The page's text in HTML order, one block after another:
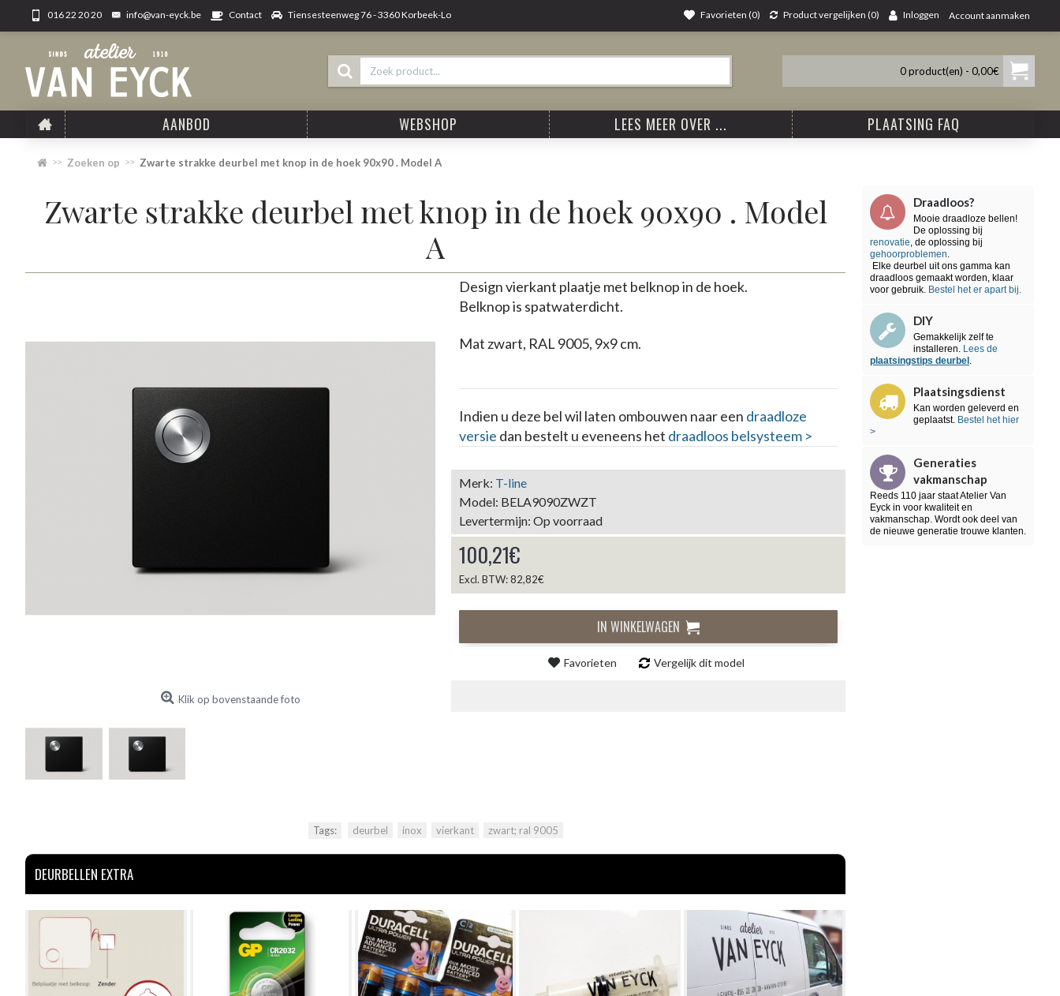
016 22 20 20 info@van-eyck.be Contact Tiensesteenweg 76 - 3360 Korbeek-Lo Favorieten (0) Product vergelijken (0) Inloggen Account aanmaken
0 product(en) - 0,00€
AANBOD WEBSHOP LEES MEER OVER ... PLAATSING FAQ
Zoeken op Zwarte strakke deurbel met knop in de hoek 90x90 . Model A
Draadloos?
Mooie draadloze bellen!
De oplossing bij
renovatie, de oplossing bij
gehoorproblemen.
Elke deurbel uit ons gamma kan
draadloos gemaakt worden, klaar
voor gebruik. Bestel het er apart bij.
DIY
Gemakkelijk zelf te
installeren. Lees de
plaatsingstips deurbel .
Plaatsingsdienst
Kan worden geleverd en
geplaatst. Bestel het hier
>
Generaties
vakmanschap
Reeds 110 jaar staat Atelier Van
Eyck in voor kwaliteit en
vakmanschap. Wordt ook deel van
de nieuwe generatie trouwe klanten.
Zwarte strakke deurbel met knop in de hoek 90x90 . Model
A
Klik op bovenstaande foto
Design vierkant plaatje met belknop in de hoek.
Belknop is spatwaterdicht.
Mat zwart, RAL 9005, 9x9 cm.
Indien u deze bel wil laten ombouwen naar een draadloze
versie dan bestelt u eveneens het draadloos belsysteem >
Merk: T-line
Model: BELA9090ZWZT
Levertermijn: Op voorraad
100,21€
Excl. BTW: 82,82€
IN WINKELWAGEN
Favorieten Vergelijk dit model
Tags: deurbel inox vierkant zwart; ral 9005
DEURBELLEN EXTRA